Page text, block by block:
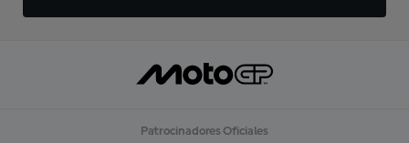
Patrocinadores Oficiales